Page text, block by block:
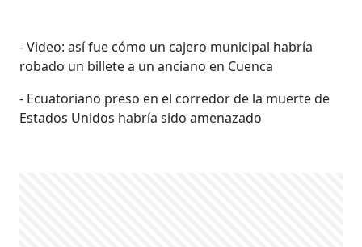
- Video: así fue cómo un cajero municipal habría
robado un billete a un anciano en Cuenca
- Ecuatoriano preso en el corredor de la muerte de
Estados Unidos habría sido amenazado